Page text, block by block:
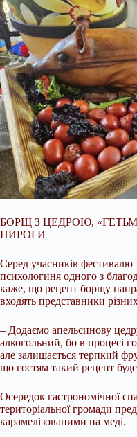
БОРЩ З ЦЕДРОЮ,
ПИРОГИ
Серед учасників
психологиня одного з
каже, що рецепт борщу
входять представники
– Додаємо апельсинову
алкогольний, бо в процесі
але залишається терпкий
що гостям такий рецепт
Осередок гастрономічної
територіальної громади
карамелізованими на меді.